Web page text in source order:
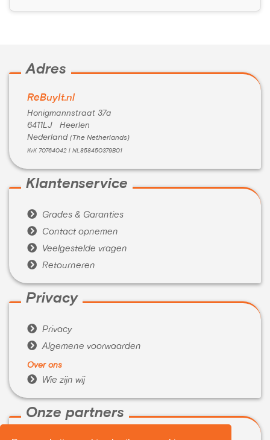
Adres
ReBuyIt.nl
Honigmannstraat 37a
6411LJ Heerlen
Nederland (The Netherlands)
KvK 70764042 | NL858450379B01
Klantenservice
 Grades & Garanties
 Contact opnemen
 Veelgestelde vragen
 Retourneren
Privacy
 Privacy
 Algemene voorwaarden
Over ons
 Wie zijn wij
Onze partners